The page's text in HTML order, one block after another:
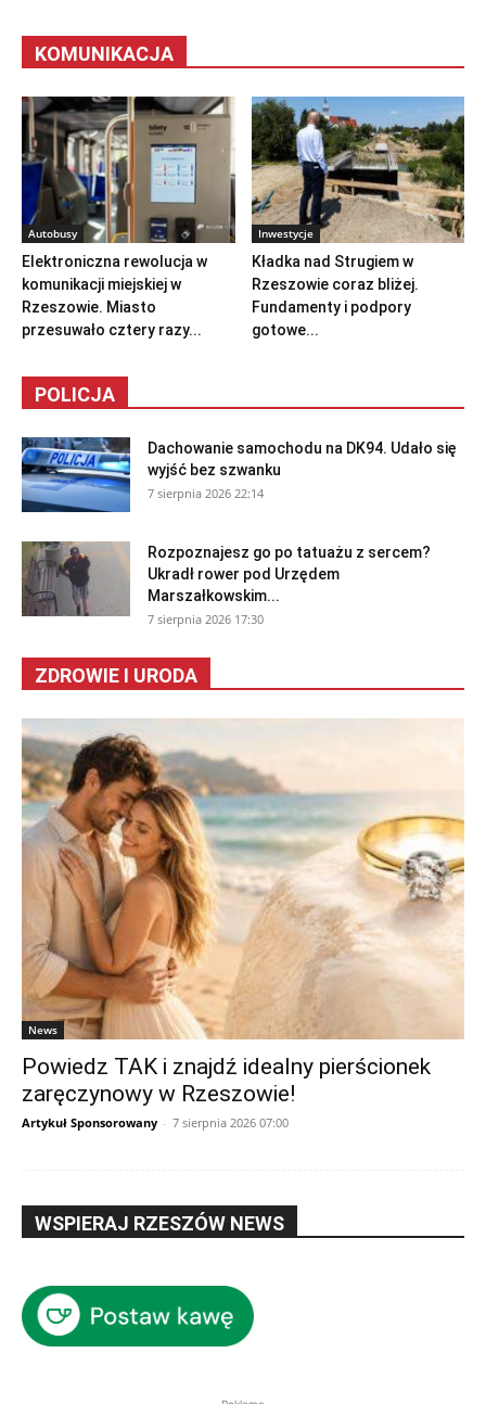
KOMUNIKACJA
Autobusy
Elektroniczna rewolucja w
komunikacji miejskiej w
Rzeszowie. Miasto
przesuwało cztery razy...
Inwestycje
Kładka nad Strugiem w
Rzeszowie coraz bliżej.
Fundamenty i podpory
gotowe...
POLICJA
Dachowanie samochodu na DK94. Udało się
wyjść bez szwanku
7 sierpnia 2026 22:14
Rozpoznajesz go po tatuażu z sercem?
Ukradł rower pod Urzędem
Marszałkowskim...
7 sierpnia 2026 17:30
ZDROWIE I URODA
News
Powiedz TAK i znajdź idealny pierścionek
zaręczynowy w Rzeszowie!
Artykuł Sponsorowany - 7 sierpnia 2026 07:00
WSPIERAJ RZESZÓW NEWS